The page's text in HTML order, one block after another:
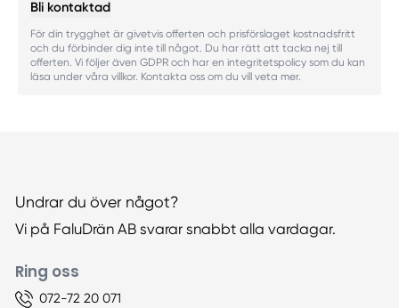
Bli kontaktad
För din trygghet är givetvis offerten och prisförslaget kostnadsfritt
och du förbinder dig inte till något. Du har rätt att tacka nej till
offerten. Vi följer även GDPR och har en integritetspolicy som du kan
läsa under våra villkor. Kontakta oss om du vill veta mer.
Undrar du över något?
Vi på FaluDrän AB svarar snabbt alla vardagar.
Ring oss
072-72 20 071